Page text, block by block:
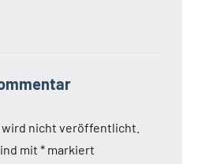
nicht veröffentlicht.
mit * markiert